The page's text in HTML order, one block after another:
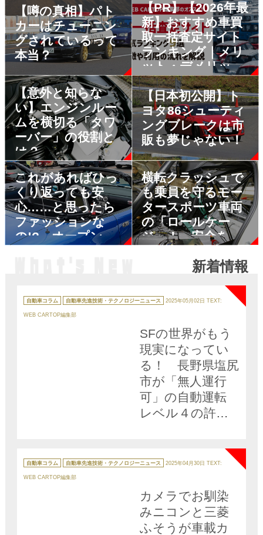
【噂の真相】パト
カーはチューニン
グされているって
本当？
【PR】【2026年最
新】おすすめ車買
取一括査定サイト
ランキング｜メリ
ット・デメリット
も解説
【意外と知らな
い】エンジンルー
ムを横切る「タワ
ーバー」の役割と
は？
【日本初公開】ト
ヨタ86シューティ
ングブレークは市
販も夢じゃない！
これがあればひっ
くり返っても安
心……と思ったら
ファッションな
の!? オープンカ
横転クラッシュで
も乗員を守るモー
タースポーツ車両
の「ロールケー
ジ」！ 安全をア
市販車に採用しな
新着情報
テ
ゴ
ー
自動車コラム 自動車先進技術・テクノロジーニュース 2025年05月02日 TEXT:
WEB CARTOP編集部
NEW
SFの世界がもう
現実になってい
る！ 長野県塩尻
市が「無人運行
可」の自動運転
レベル４の許可
テ
ゴ
ー
自動車コラム 自動車先進技術・テクノロジーニュース 2025年04月30日 TEXT:
WEB CARTOP編集部
カメラでお馴染
みニコンと三菱
ふそうが車載カ